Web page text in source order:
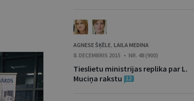
AGNESE ŠĶĒLE, LAILA MEDINA
8. DECEMBRIS 2015 • NR. 48 (900)
Tieslietu ministrijas replika par L.
Muciņa rakstu 12